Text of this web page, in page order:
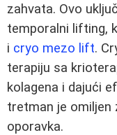
zahvata. Ovo
temporalni lifting,
i cryo mezo lift.
terapiju sa
kolagena i dajući
tretman je omiljen
oporavka.